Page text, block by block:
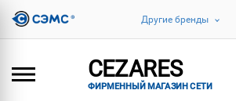
Другие бренды
CEZARES
ФИРМЕННЫЙ МАГАЗИН СЕТИ